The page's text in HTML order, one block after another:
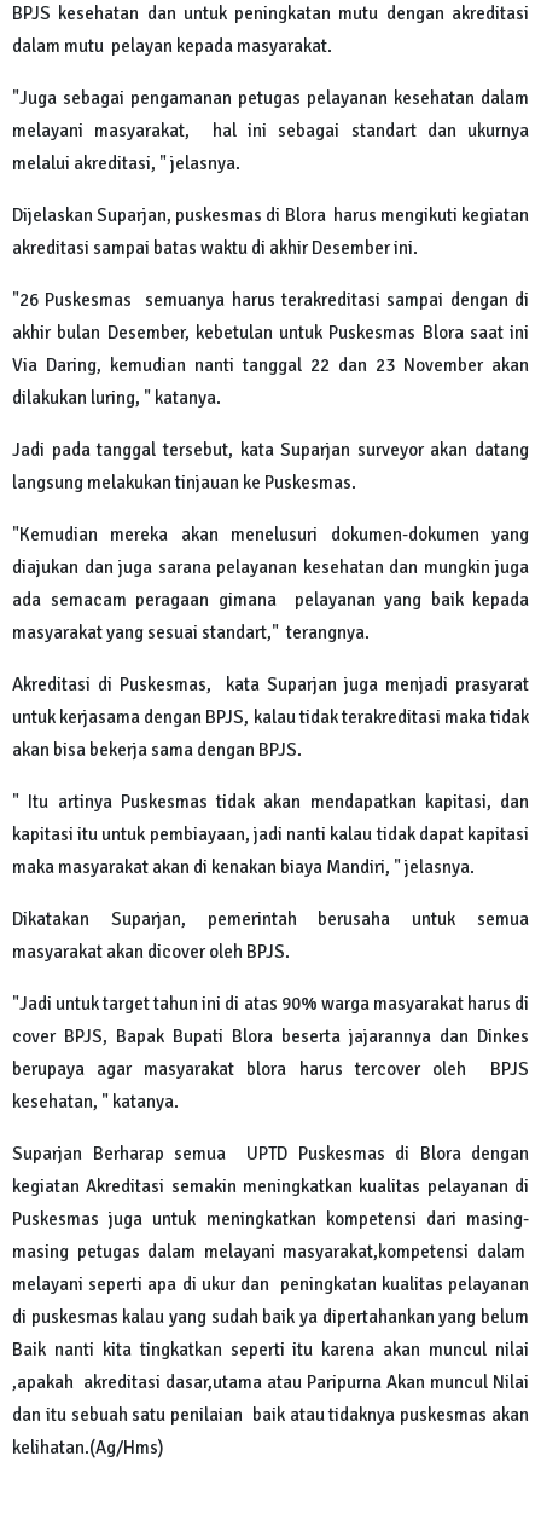
BPJS kesehatan dan untuk peningkatan mutu dengan akreditasi
dalam mutu pelayan kepada masyarakat.
"Juga sebagai pengamanan petugas pelayanan kesehatan dalam
melayani masyarakat, hal ini sebagai standart dan ukurnya
melalui akreditasi, " jelasnya.
Dijelaskan Suparjan, puskesmas di Blora harus mengikuti kegiatan
akreditasi sampai batas waktu di akhir Desember ini.
"26 Puskesmas semuanya harus terakreditasi sampai dengan di
akhir bulan Desember, kebetulan untuk Puskesmas Blora saat ini
Via Daring, kemudian nanti tanggal 22 dan 23 November akan
dilakukan luring, " katanya.
Jadi pada tanggal tersebut, kata Suparjan surveyor akan datang
langsung melakukan tinjauan ke Puskesmas.
"Kemudian mereka akan menelusuri dokumen-dokumen yang
diajukan dan juga sarana pelayanan kesehatan dan mungkin juga
ada semacam peragaan gimana pelayanan yang baik kepada
masyarakat yang sesuai standart," terangnya.
Akreditasi di Puskesmas, kata Suparjan juga menjadi prasyarat
untuk kerjasama dengan BPJS, kalau tidak terakreditasi maka tidak
akan bisa bekerja sama dengan BPJS.
" Itu artinya Puskesmas tidak akan mendapatkan kapitasi, dan
kapitasi itu untuk pembiayaan, jadi nanti kalau tidak dapat kapitasi
maka masyarakat akan di kenakan biaya Mandiri, " jelasnya.
Dikatakan Suparjan, pemerintah berusaha untuk semua
masyarakat akan dicover oleh BPJS.
"Jadi untuk target tahun ini di atas 90% warga masyarakat harus di
cover BPJS, Bapak Bupati Blora beserta jajarannya dan Dinkes
berupaya agar masyarakat blora harus tercover oleh BPJS
kesehatan, " katanya.
Suparjan Berharap semua UPTD Puskesmas di Blora dengan
kegiatan Akreditasi semakin meningkatkan kualitas pelayanan di
Puskesmas juga untuk meningkatkan kompetensi dari masing-
masing petugas dalam melayani masyarakat,kompetensi dalam
melayani seperti apa di ukur dan peningkatan kualitas pelayanan
di puskesmas kalau yang sudah baik ya dipertahankan yang belum
Baik nanti kita tingkatkan seperti itu karena akan muncul nilai
,apakah akreditasi dasar,utama atau Paripurna Akan muncul Nilai
dan itu sebuah satu penilaian baik atau tidaknya puskesmas akan
kelihatan.(Ag/Hms)